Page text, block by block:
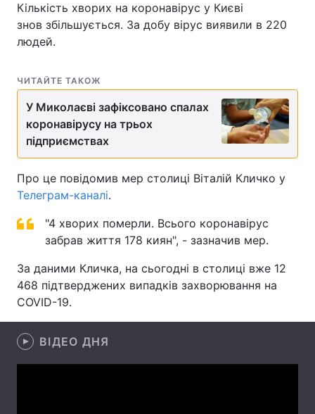
Економіка Світ
Техно і зв'язок Лайт
Зброя
Цікавинки Погода
Лонгріди
Відео з Youtube Статті
Інтерв'ю Думки
Архів
Кількість хворих на коронавірус у Києві
знов збільшується. За добу вірус виявили в 220
людей.
ЧИТАЙТЕ ТАКОЖ
У Миколаєві зафіксовано спалах
коронавірусу на трьох
підприємствах
Про це повідомив мер столиці Віталій Кличко у
Телеграм-каналі.
"4 хворих померли. Всього коронавірус
забрав життя 178 киян", - зазначив мер.
За даними Кличка, на сьогодні в столиці вже 12
468 підтверджених випадків захворювання на
COVID-19.
ВІДЕО ДНЯ